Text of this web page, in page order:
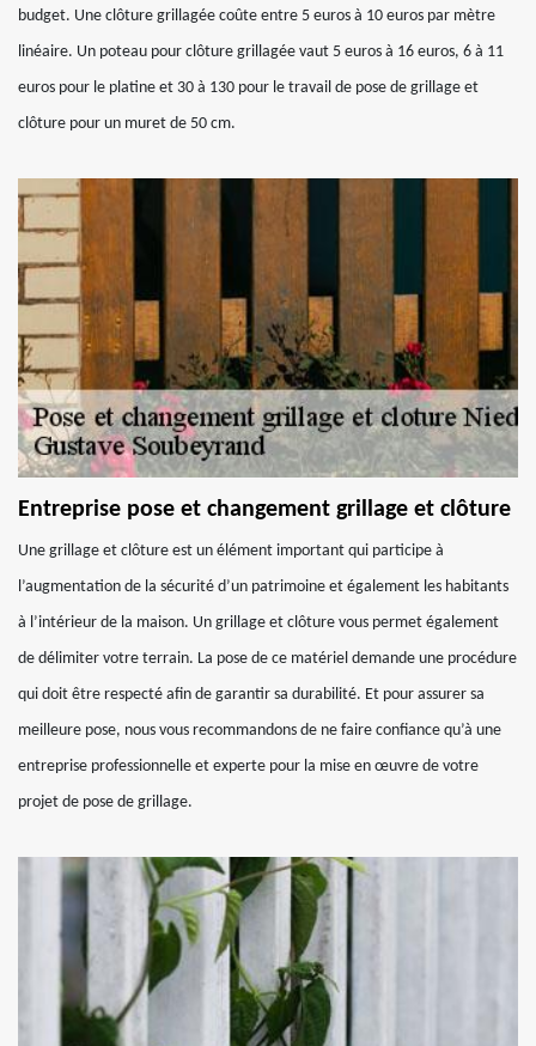
budget. Une clôture grillagée coûte entre 5 euros à 10 euros par mètre
linéaire. Un poteau pour clôture grillagée vaut 5 euros à 16 euros, 6 à 11
euros pour le platine et 30 à 130 pour le travail de pose de grillage et
clôture pour un muret de 50 cm.
Entreprise pose et changement grillage et clôture
Une grillage et clôture est un élément important qui participe à
l’augmentation de la sécurité d’un patrimoine et également les habitants
à l’intérieur de la maison. Un grillage et clôture vous permet également
de délimiter votre terrain. La pose de ce matériel demande une procédure
qui doit être respecté afin de garantir sa durabilité. Et pour assurer sa
meilleure pose, nous vous recommandons de ne faire confiance qu’à une
entreprise professionnelle et experte pour la mise en œuvre de votre
projet de pose de grillage.